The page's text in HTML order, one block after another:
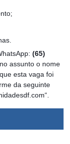
(65)
assunto o nome
esta vaga foi
da seguinte